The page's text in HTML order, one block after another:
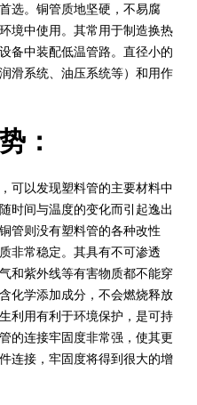
选。铜管质地坚硬，不易腐
境中使用。其常用于制造换热
备中装配低温管路。直径小的
滑系统、油压系统等）和用作
：
以发现塑料管的主要材料中
时间与温度的变化而引起逸出
管则没有塑料管的各种改性
非常稳定。其具有不可渗透
和紫外线等有害物质都不能穿
化学添加成分，不会燃烧释放
利用有利于环境保护，是可持
的连接牢固度非常强，使其更
连接，牢固度将得到很大的增